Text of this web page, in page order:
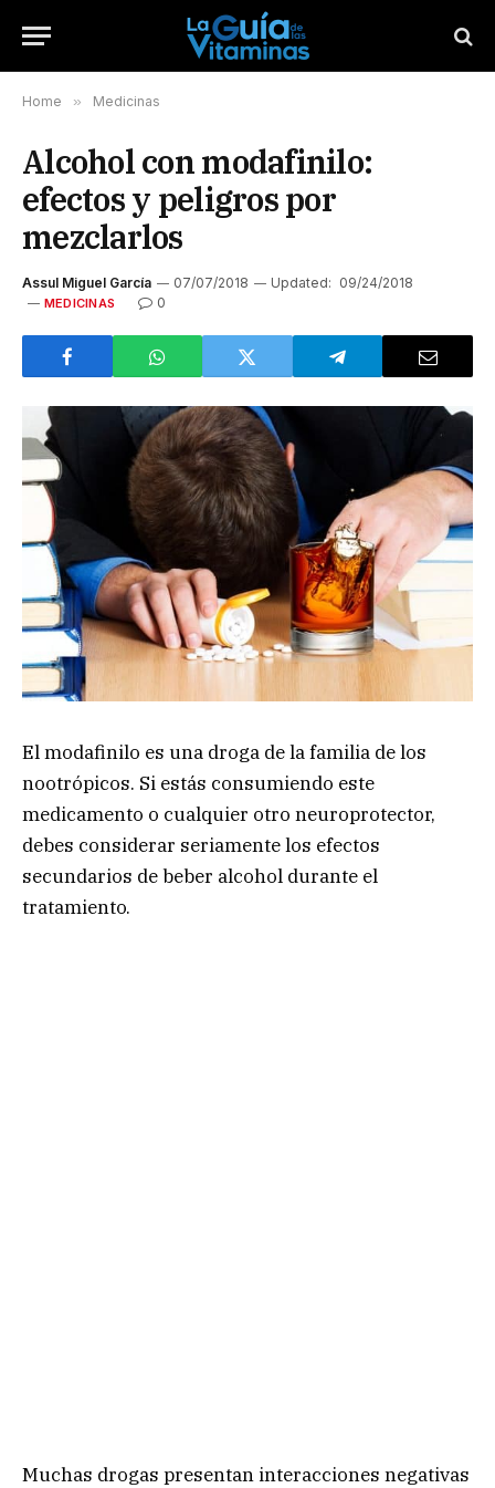
Home » Medicinas
Alcohol con modafinilo:
efectos y peligros por
mezclarlos
Assul Miguel García 07/07/2018 Updated: 09/24/2018
MEDICINAS 0
El modafinilo es una droga de la familia de los
nootrópicos. Si estás consumiendo este
medicamento o cualquier otro neuroprotector,
debes considerar seriamente los efectos
secundarios de beber alcohol durante el
tratamiento.
Muchas drogas presentan interacciones negativas